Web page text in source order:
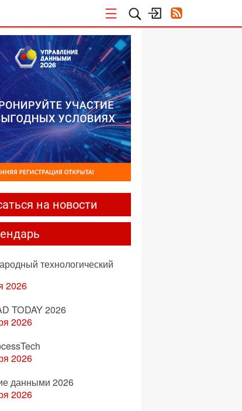
на новости
технологический
2026
TODAY 2026
2026
2026
данными 2026
2026